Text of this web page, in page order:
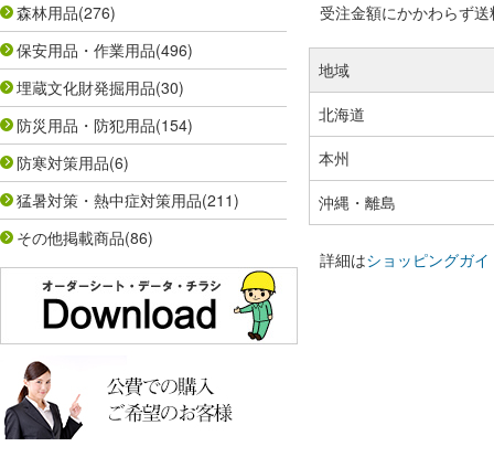
森林用品(276)
保安用品・作業用品(496)
埋蔵文化財発掘用品(30)
防災用品・防犯用品(154)
防寒対策用品(6)
猛暑対策・熱中症対策用品(211)
その他掲載商品(86)
受注金額にかかわらず
地域
北海道
本州
沖縄・離島
詳細はショッピングガイ